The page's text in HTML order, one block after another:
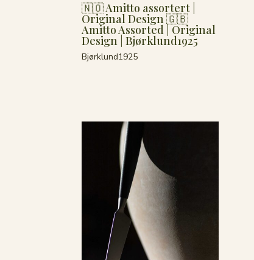
🇳🇴 Amitto assortert |
Original Design 🇬🇧
Amitto Assorted | Original
Design | Bjørklund1925
Bjørklund1925